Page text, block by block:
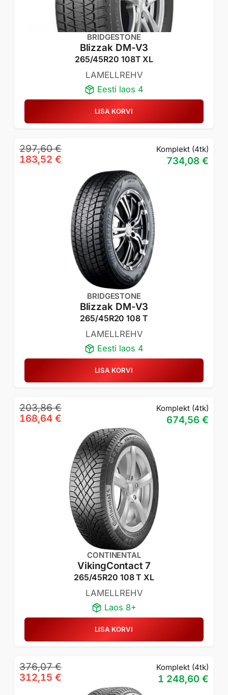
BRIDGESTONE
Blizzak DM-V3
265/45R20 108T XL
LAMELLREHV
Eesti laos 4
LISA KORVI
297,60€
Algne
hind
183,52 €
Praegune
hind
BRIDGESTONE
Blizzak DM-V3
265/45R20 108 T
LAMELLREHV
Eesti laos 4
Komplekt (4tk)
734,08 €
LISA KORVI
203,86€
Algne
hind
168,64 €
Praegune
hind
CONTINENTAL
VikingContact 7
265/45R20 108 T XL
LAMELLREHV
Laos 8+
Komplekt (4tk)
674,56 €
LISA KORVI
376,07€
Algne
hind
312,15 €
Praegune
hind
Komplekt (4tk)
1 248,60 €